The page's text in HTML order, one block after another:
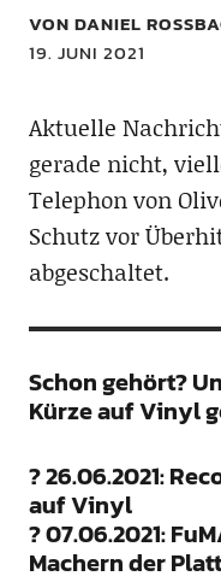
VON DANIEL
19. JUNI 2021
Aktuelle
gerade nicht,
Telephon von
Schutz vor
abgeschaltet.
Schon gehört?
Kürze auf Vinyl
? 26.06.2021:
auf Vinyl
? 07.06.2021:
Machern der